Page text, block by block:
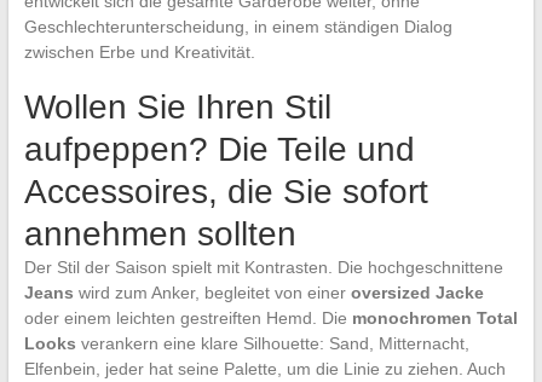
Geschlechterunterscheidung, in einem ständigen Dialog
zwischen Erbe und Kreativität.
Wollen Sie Ihren Stil
aufpeppen? Die Teile und
Accessoires, die Sie sofort
annehmen sollten
Der Stil der Saison spielt mit Kontrasten. Die hochgeschnittene
Jeans wird zum Anker, begleitet von einer oversized Jacke
oder einem leichten gestreiften Hemd. Die monochromen Total
Looks verankern eine klare Silhouette: Sand, Mitternacht,
Elfenbein, jeder hat seine Palette, um die Linie zu ziehen. Auch